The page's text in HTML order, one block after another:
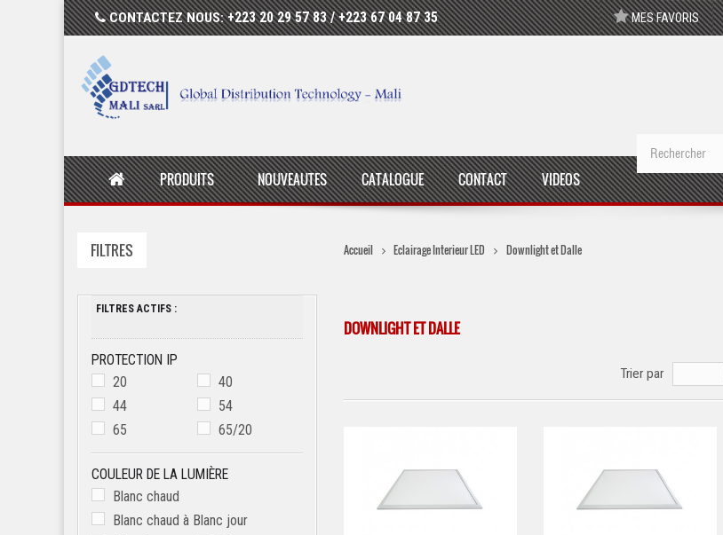
CONTACTEZ NOUS:+223 20 29 57 83 / +223 67 04 87 35 MES FAVORIS
PRODUITS NOUVEAUTES CATALOGUE CONTACT VIDEOS
FILTRES
FILTRES ACTIFS :
PROTECTION IP
20
40
44
54
65
65/20
COULEUR DE LA LUMIÈRE
Blanc chaud
Blanc chaud à Blanc jour
Accueil Eclairage Interieur LED Downlight et Dalle
DOWNLIGHT ET DALLE
Trier par